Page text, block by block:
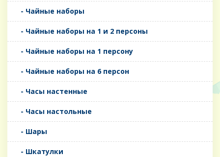
- Чайные наборы
- Чайные наборы на 1 и 2 персоны
- Чайные наборы на 1 персону
- Чайные наборы на 6 персон
- Часы настенные
- Часы настольные
- Шары
- Шкатулки